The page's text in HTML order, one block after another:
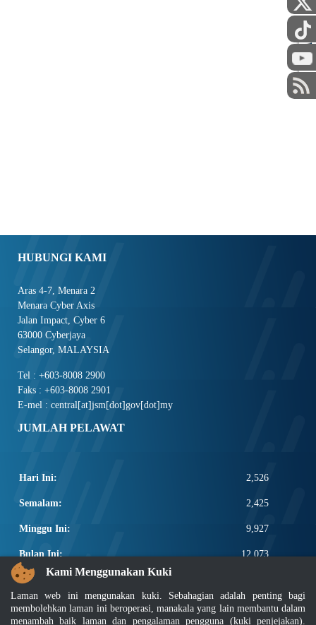
HUBUNGI KAMI
Aras 4-7, Menara 2
Menara Cyber Axis
Jalan Impact, Cyber 6
63000 Cyberjaya
Selangor, MALAYSIA
Tel : +603-8008 2900
Faks : +603-8008 2901
E-mel : central[at]jsm[dot]gov[dot]my
JUMLAH PELAWAT
Hari Ini: 2,526
Semalam: 2,425
Minggu Ini: 9,927
Bulan Ini: 12,073
Total:
PAUTAN POPULAR
STAF
Kami Menggunakan Kuki
Laman web ini mengunakan kuki. Sebahagian adalah penting bagi
membolehkan laman ini beroperasi, manakala yang lain membantu dalam
menambah baik laman dan pengalaman pengguna (kuki penjejakan).